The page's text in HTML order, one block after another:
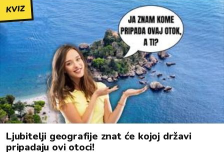
KVIZ
Ljubitelji geografije znat će kojoj državi
pripadaju ovi otoci!